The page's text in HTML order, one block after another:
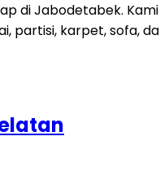
di Jabodetabek.
partisi, karpet, sofa,